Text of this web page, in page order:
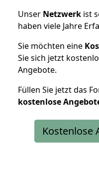
Unser Netzwerk ist
haben viele Jahre
Sie möchten eine
Sie sich jetzt
Angebote.
Füllen Sie jetzt das
kostenlose
Kostenlose